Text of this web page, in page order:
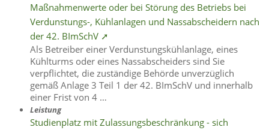
Maßnahmenwerte oder bei Störung des Betriebs bei
Verdunstungs-, Kühlanlagen und Nassabscheidern nach
der 42. BImSchV ➚
Als Betreiber einer Verdunstungskühlanlage, eines
Kühlturms oder eines Nassabscheiders sind Sie
verpflichtet, die zuständige Behörde unverzüglich
gemäß Anlage 3 Teil 1 der 42. BImSchV und innerhalb
einer Frist von 4 …
Leistung
Studienplatz mit Zulassungsbeschränkung - sich